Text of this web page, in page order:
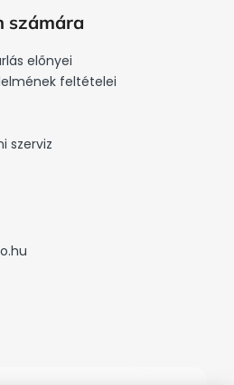
t
a
r
á
í
számára
előnyei
feltételei
szerviz